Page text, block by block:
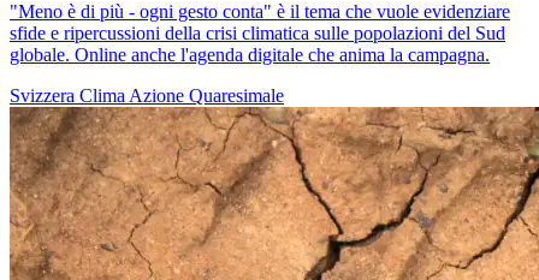
"Meno è di più - ogni gesto conta" è il tema che vuole evidenziare
sfide e ripercussioni della crisi climatica sulle popolazioni del Sud
globale. Online anche l'agenda digitale che anima la campagna.
Svizzera Clima Azione Quaresimale